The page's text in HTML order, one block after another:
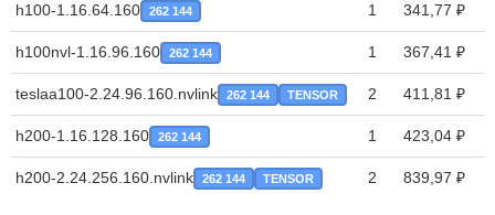
h100-1.16.64.160 262 144 1 341,77 ₽
h100nvl-1.16.96.160 262 144 1 367,41 ₽
teslaa100-2.24.96.160.nvlink 262 144 TENSOR 2 411,81 ₽
h200-1.16.128.160 262 144 1 423,04 ₽
h200-2.24.256.160.nvlink 262 144 TENSOR 2 839,97 ₽